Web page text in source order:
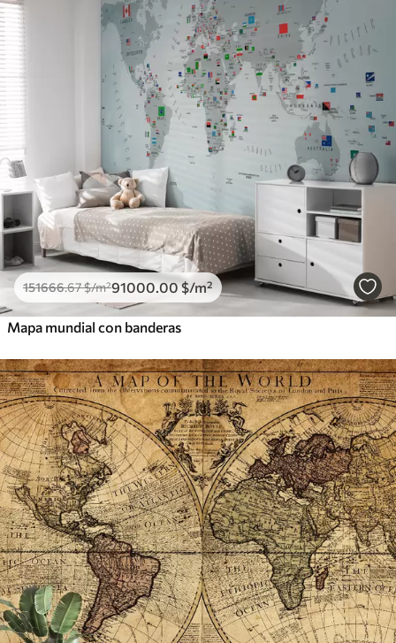
151666.67$/m²91000 .00$/m²
Mapa mundial con banderas